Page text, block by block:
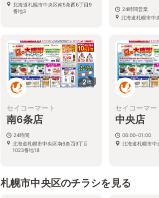
北海道札幌市中央区南5条西6丁目9
番地3
24時間営業
北海道札幌市中
2枚
セイコーマート
南6条店
24時間
北海道札幌市中央区南6条西9丁目
1023番地18
セイコーマー
中央店
06:00-01:00
北海道札幌市中
札幌市中央区のチラシを見る